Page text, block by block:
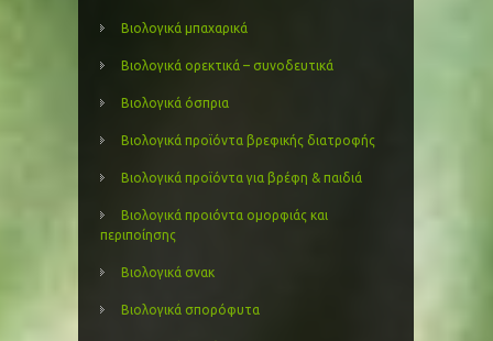
Βιολογικά μπαχαρικά
Βιολογικά ορεκτικά – συνοδευτικά
Βιολογικά όσπρια
Βιολογικά προϊόντα βρεφικής διατροφής
Βιολογικά προϊόντα για βρέφη & παιδιά
Βιολογικά προιόντα ομορφιάς και
περιποίησης
Βιολογικά σνακ
Βιολογικά σπορόφυτα